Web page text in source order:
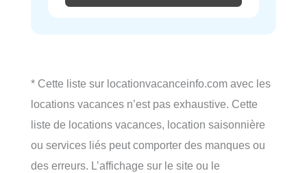
* Cette liste sur locationvacanceinfo.com avec les
locations vacances n’est pas exhaustive. Cette
liste de locations vacances, location saisonnière
ou services liés peut comporter des manques ou
des erreurs. L’affichage sur le site ou le